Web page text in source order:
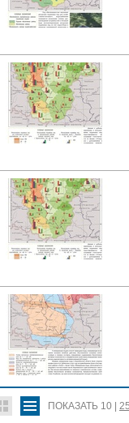
ПОКАЗАТЬ 10